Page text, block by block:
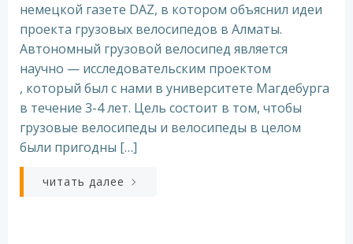
немецкой газете DAZ, в котором объяснил идеи
проекта грузовых велосипедов в Алматы.
Автономный грузовой велосипед является
научно — исследовательским проектом
, который был с нами в университете Магдебурга
в течение 3-4 лет. Цель состоит в том, чтобы
грузовые велосипеды и велосипеды в целом
были пригодны […]
читать далее